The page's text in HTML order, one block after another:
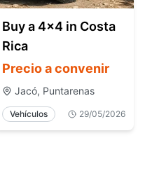
Buy a 4x4 in Costa
Rica
Precio a convenir
Jacó, Puntarenas
Vehículos 29/05/2026